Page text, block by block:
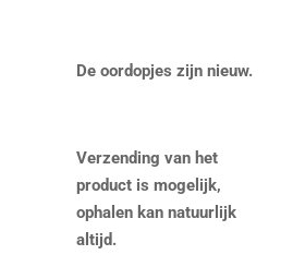
De oordopjes zijn nieuw.
Verzending van het
product is mogelijk,
ophalen kan natuurlijk
altijd.